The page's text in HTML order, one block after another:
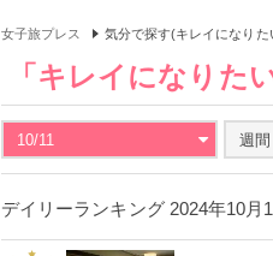
女子旅プレス 気分で探す(キレイになりた
「キレイになりた
10/11 週
デイリーランキング 2024年10月